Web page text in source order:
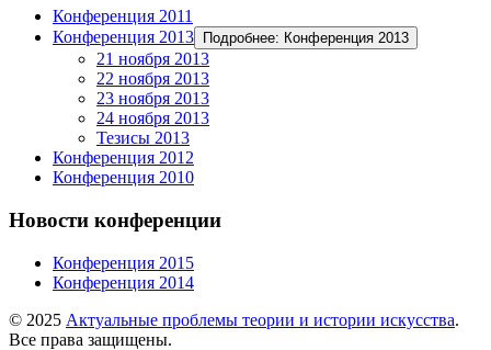
Конференция 2011
Конференция 2013
Подробнее: Конференция 2013
21 ноября 2013
22 ноября 2013
23 ноября 2013
24 ноября 2013
Тезисы 2013
Конференция 2012
Конференция 2010
Новости конференции
Конференция 2015
Конференция 2014
© 2025 Актуальные проблемы теории и истории искусства.
Все права защищены.